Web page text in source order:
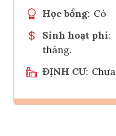
Học bổng: Có
Sinh hoạt phí:
tháng.
ĐỊNH CƯ: